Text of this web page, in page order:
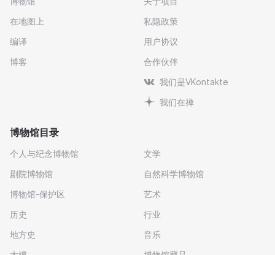
在地图上
编译
博客
私隐政策
用户协议
合作伙伴
我们是VKontakte
我们在禅
博物馆目录
个人与纪念博物馆
剧院博物馆
博物馆-保护区
历史
地方史
文学
自然科学博物馆
艺术
行业
音乐